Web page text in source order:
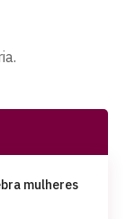
mulheres